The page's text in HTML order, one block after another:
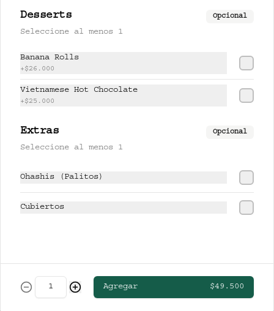
CERVEZAS
CLUB COLOMBIA RUBIA
Desserts Opcional
Seleccione al menos 1
Banana Rolls
+$26.000
Vietnamese Hot Chocolate
+$25.000
Extras Opcional
Seleccione al menos 1
Ohashis (Palitos)
Cubiertos
Agregar $49.500